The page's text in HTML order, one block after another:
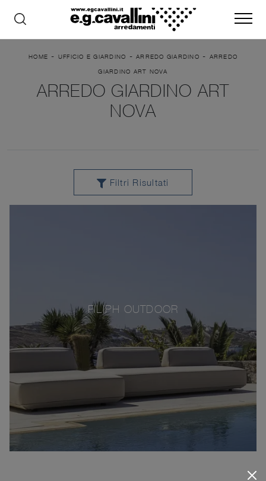
HOME - UFFICIO E GIARDINO - ARREDO GIARDINO - ARREDO
GIARDINO ART NOVA
ARREDO GIARDINO ART
NOVA
Filtri Risultati
FILIPH OUTDOOR